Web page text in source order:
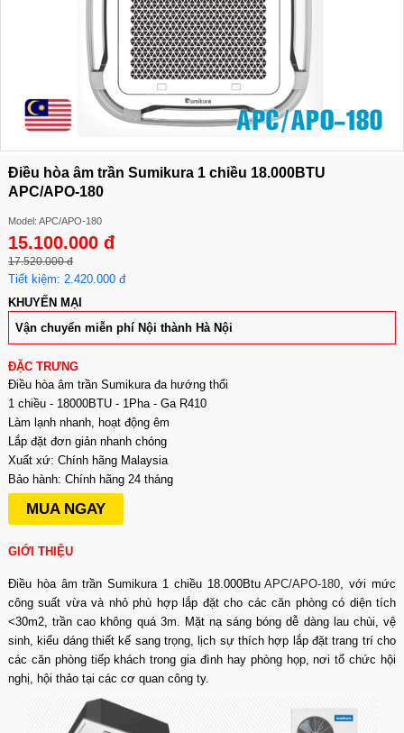
Điều hòa âm trần Sumikura 1 chiều 18.000BTU
APC/APO-180
Model: APC/APO-180
15.100.000 đ
17.520.000 đ
Tiết kiệm: 2.420.000 đ
KHUYẾN MẠI
Vận chuyển miễn phí Nội thành Hà Nội
ĐẶC TRƯNG
Điều hòa âm trần Sumikura đa hướng thổi
1 chiều - 18000BTU - 1Pha - Ga R410
Làm lạnh nhanh, hoạt động êm
Lắp đặt đơn giản nhanh chóng
Xuất xứ: Chính hãng Malaysia
Bảo hành: Chính hãng 24 tháng
MUA NGAY
GIỚI THIỆU
Điều hòa âm trần Sumikura 1 chiều 18.000BtuAPC/APO-180, với mức
công suất vừa và nhỏ phù hợp lắp đặt cho các căn phòng có diện tích
<30m2, trần cao không quá 3m. Mặt nạ sáng bóng dễ dàng lau chùi, vệ
sinh, kiểu dáng thiết kế sang trọng, lịch sự thích hợp lắp đặt trang trí cho
các căn phòng tiếp khách trong gia đình hay phòng họp, nơi tổ chức hội
nghị, hội thảo tại các cơ quan công ty.